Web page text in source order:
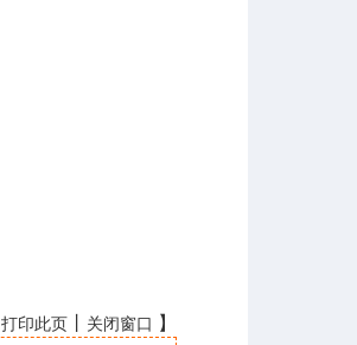
打印此页 关闭窗口 】